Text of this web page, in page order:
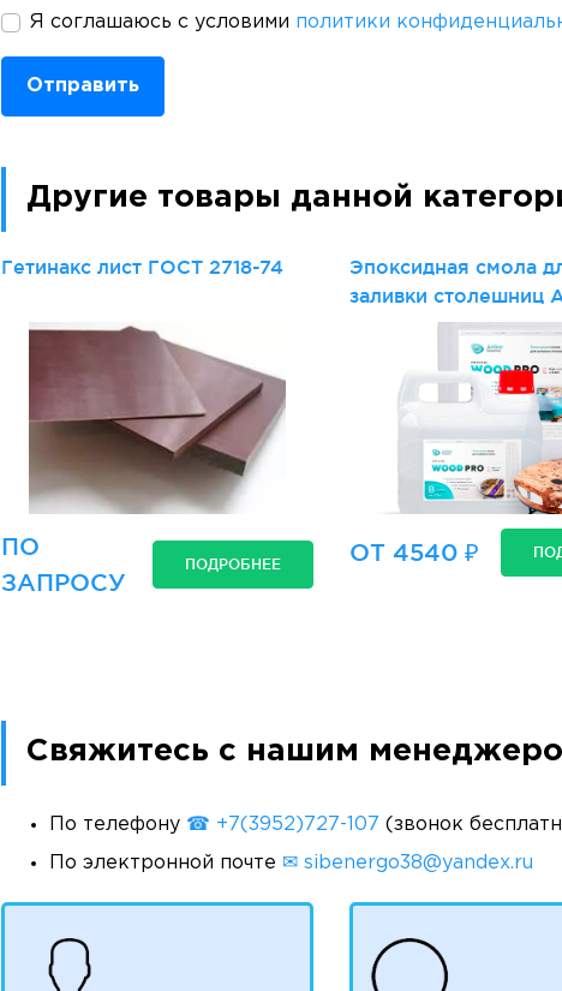
Я соглашаюсь с условими политики
Отправить
Другие товары данной
Гетинакс лист ГОСТ 2718-74
ПО
ЗАПРОСУ
ПОДРОБНЕЕ
Эпоксидная смола
заливки столешниц
Wood PRO epoxy (2-
компонентная
ОТ 4540 ₽
Свяжитесь с нашим
По телефону ☎ +7(3952)727-107 (звонок
По электронной почте ✉ sibenergo38@yandex.ru